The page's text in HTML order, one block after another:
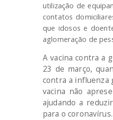
utilização de
contatos
que idosos e
aglomeração de
A vacina contra a
23 de março,
contra a influenza
vacina não
ajudando a
para o coronavírus.